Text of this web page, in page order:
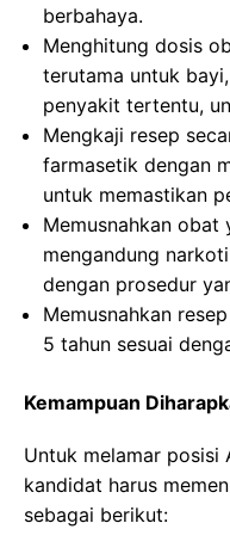
berbahaya.
Menghitung dosis
terutama untuk
penyakit tertentu,
Mengkaji resep
farmasetik dengan
untuk memastikan
Memusnahkan obat
mengandung
dengan prosedur
Memusnahkan
5 tahun sesuai
Kemampuan
Untuk melamar posisi
kandidat harus
sebagai berikut: